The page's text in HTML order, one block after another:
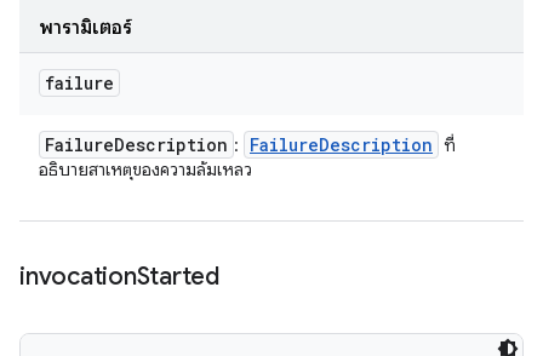
พารามิเตอร์
failure
FailureDescription : FailureDescription ที่
อธิบายสาเหตุของความล้มเหลว
invocationStarted